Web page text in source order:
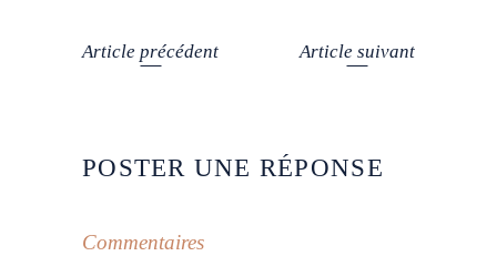
Article précédent Article suivant
POSTER UNE RÉPONSE